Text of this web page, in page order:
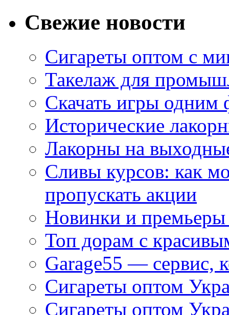
Свежие новости
Сигареты оптом с
Такелаж для
Скачать игры одним
Исторические
Лакорны на
Сливы курсов: как
пропускать акции
Новинки и
Топ дорам с
Garage55 — сервис,
Сигареты оптом
Сигареты оптом